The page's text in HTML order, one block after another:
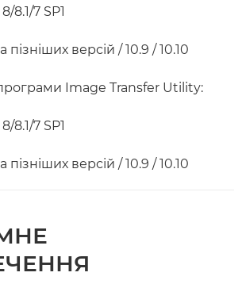
8.1/7 SP1
пізніших версій / 10.9 / 10.10
Image Transfer Utility:
8.1/7 SP1
пізніших версій / 10.9 / 10.10